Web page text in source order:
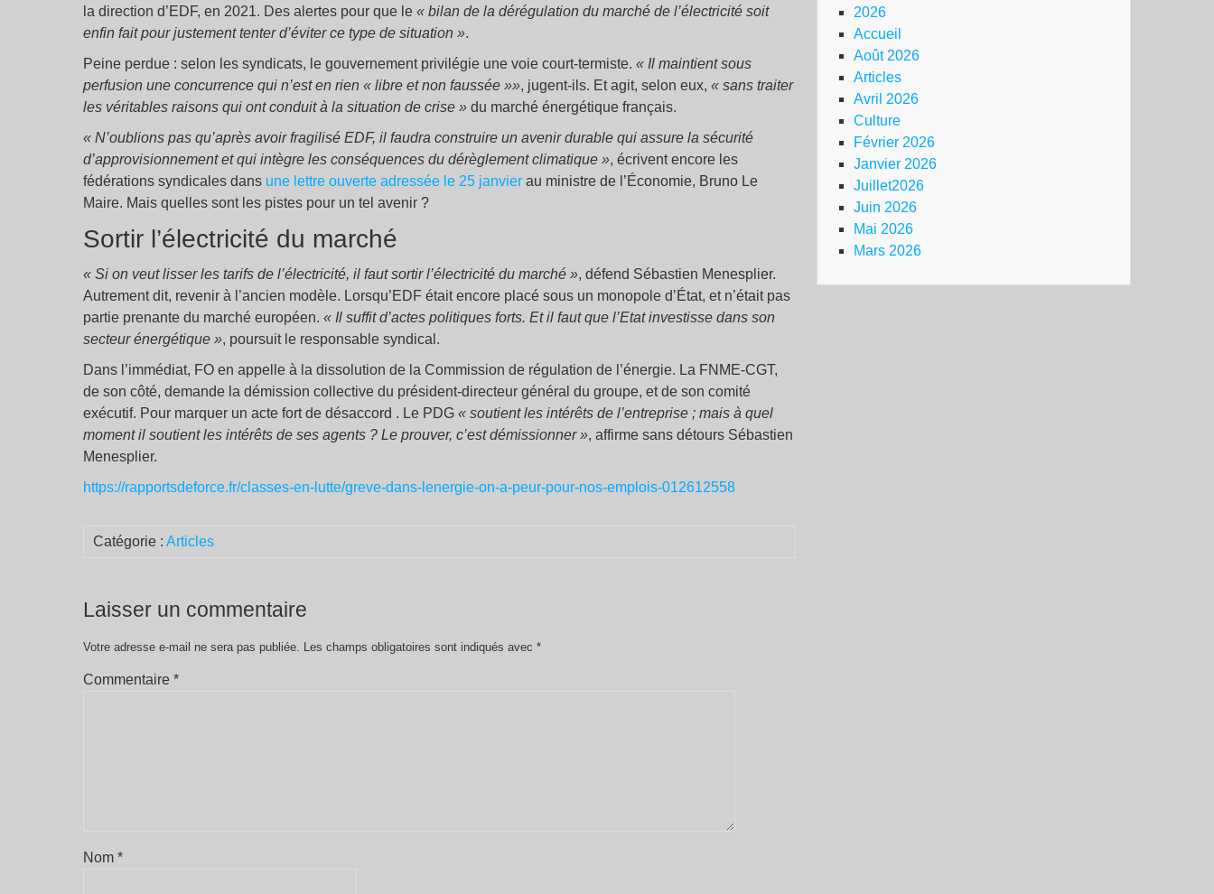
la direction d’EDF, en 2021. Des alertes pour que le « bilan de la dérégulation du marché de l’électricité soit
enfin fait pour justement tenter d’éviter ce type de situation ».
Peine perdue : selon les syndicats, le gouvernement privilégie une voie court-termiste. « Il maintient sous
perfusion une concurrence qui n’est en rien « libre et non faussée »», jugent-ils. Et agit, selon eux, « sans traiter
les véritables raisons qui ont conduit à la situation de crise » du marché énergétique français.
« N’oublions pas qu’après avoir fragilisé EDF, il faudra construire un avenir durable qui assure la sécurité
d’approvisionnement et qui intègre les conséquences du dérèglement climatique », écrivent encore les
fédérations syndicales dans une lettre ouverte adressée le 25 janvier au ministre de l’Économie, Bruno Le
Maire. Mais quelles sont les pistes pour un tel avenir ?
Sortir l’électricité du marché
« Si on veut lisser les tarifs de l’électricité, il faut sortir l’électricité du marché », défend Sébastien Menesplier.
Autrement dit, revenir à l’ancien modèle. Lorsqu’EDF était encore placé sous un monopole d’État, et n’était pas
partie prenante du marché européen. « Il suffit d’actes politiques forts. Et il faut que l’Etat investisse dans son
secteur énergétique », poursuit le responsable syndical.
Dans l’immédiat, FO en appelle à la dissolution de la Commission de régulation de l’énergie. La FNME-CGT,
de son côté, demande la démission collective du président-directeur général du groupe, et de son comité
exécutif. Pour marquer un acte fort de désaccord . Le PDG « soutient les intérêts de l’entreprise ; mais à quel
moment il soutient les intérêts de ses agents ? Le prouver, c’est démissionner », affirme sans détours Sébastien
Menesplier.
https://rapportsdeforce.fr/classes-en-lutte/greve-dans-lenergie-on-a-peur-pour-nos-emplois-012612558
Catégorie : Articles
Laisser un commentaire
Votre adresse e-mail ne sera pas publiée. Les champs obligatoires sont indiqués avec *
Commentaire *
Nom *
2026
Accueil
Août 2026
Articles
Avril 2026
Culture
Février 2026
Janvier 2026
Juillet2026
Juin 2026
Mai 2026
Mars 2026